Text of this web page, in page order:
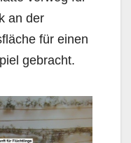
an der
für einen
ge­bracht.